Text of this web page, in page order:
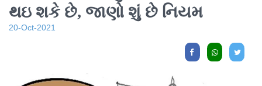
થઇ શકે છે, જાણો શું છે નિયમ
20-Oct-2021